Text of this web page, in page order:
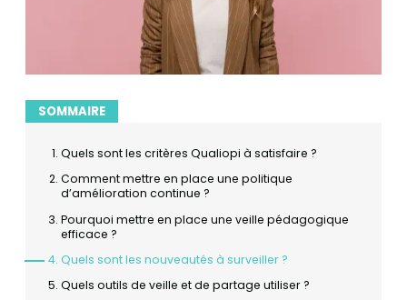
SOMMAIRE
Quels sont les critères Qualiopi à satisfaire ?
Comment mettre en place une politique
d’amélioration continue ?
Pourquoi mettre en place une veille pédagogique
efficace ?
Quels sont les nouveautés à surveiller ?
Quels outils de veille et de partage utiliser ?